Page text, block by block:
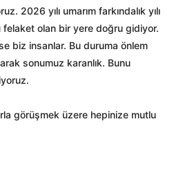
2026 yılı umarım farkındalık yılı
felaket olan bir yere doğru gidiyor.
biz insanlar. Bu duruma önlem
sonumuz karanlık. Bunu
görüşmek üzere hepinize mutlu